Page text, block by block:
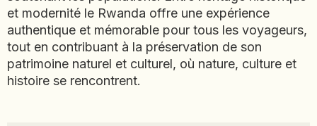
KAZAKHSTAN
KOSOVO
LAOS
et modernité le Rwanda offre une expérience
authentique et mémorable pour tous les voyageurs,
tout en contribuant à la préservation de son
patrimoine naturel et culturel, où nature, culture et
histoire se rencontrent.